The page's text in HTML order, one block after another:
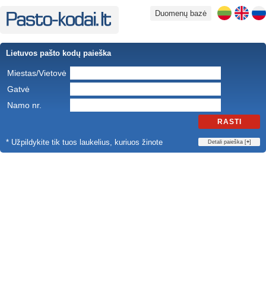
Duomenų bazė
Lietuvos pašto kodų paieška
Miestas/Vietovė
Gatvė
Namo nr.
RASTI
* Užpildykite tik tuos laukelius, kuriuos žinote Detali paieška [+]